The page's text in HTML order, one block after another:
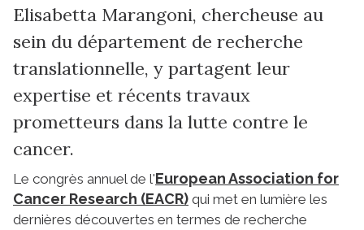
Elisabetta Marangoni, chercheuse au
sein du département de recherche
translationnelle, y partagent leur
expertise et récents travaux
prometteurs dans la lutte contre le
cancer.
Le congrès annuel de l'European Association for
Cancer Research (EACR) qui met en lumière les
dernières découvertes en termes de recherche